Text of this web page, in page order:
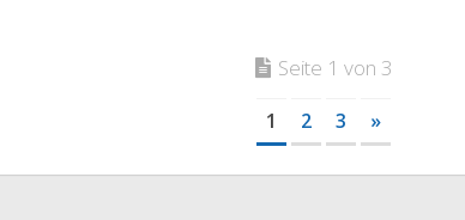
Seite 1 von 3
1 2 3 »